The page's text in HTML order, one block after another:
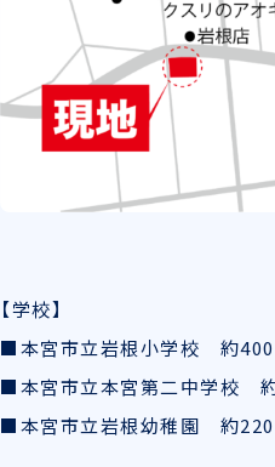
【学校】
■本宮市立岩根小学校 約
■本宮市立本宮第二中学校
■本宮市立岩根幼稚園 約